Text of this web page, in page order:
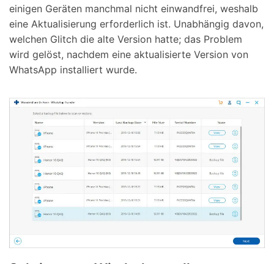
einigen Geräten manchmal nicht einwandfrei, weshalb
eine Aktualisierung erforderlich ist. Unabhängig davon,
welchen Glitch die alte Version hatte; das Problem
wird gelöst, nachdem eine aktualisierte Version von
WhatsApp installiert wurde.